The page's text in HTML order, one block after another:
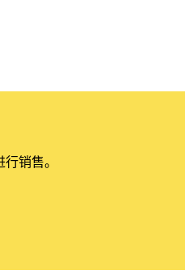
销售。